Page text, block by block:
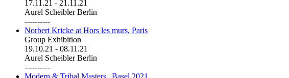
17.11.21 - 21.11.21
Aurel Scheibler Berlin
----------
Norbert Kricke at Hors les murs, Paris
Group Exhibition
19.10.21 - 08.11.21
Aurel Scheibler Berlin
----------
Modern & Tribal Masters | Basel 2021